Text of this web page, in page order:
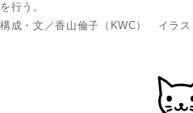
を行う。
構成・文／香山倫子（KWC） イラス